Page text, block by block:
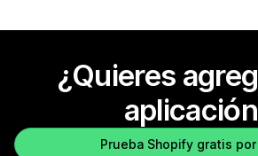
¿Quieres
Prueba Shopify gratis